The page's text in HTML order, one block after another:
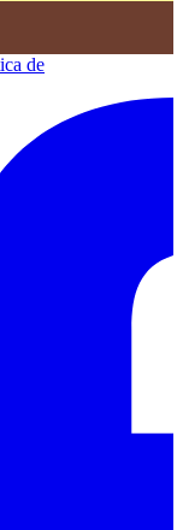
de